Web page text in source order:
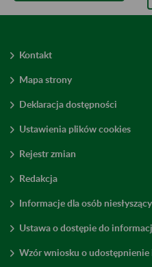
Kontakt
Mapa strony
Deklaracja dostępności
Ustawienia plików cookies
Rejestr zmian
Redakcja
Informacje dla osób
Ustawa o dostępie do
Wzór wniosku o